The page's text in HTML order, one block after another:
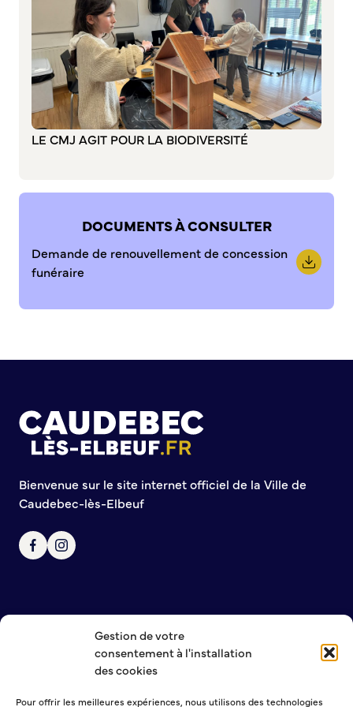
Gestion de votre
consentement à l'installation
des cookies
Pour offrir les meilleures expériences, nous utilisons des technologies
LE CMJ AGIT POUR LA BIODIVERSITÉ
DOCUMENTS À CONSULTER
Demande de renouvellement de concession
funéraire
Bienvenue sur le site internet officiel de la Ville de
Caudebec-lès-Elbeuf
NOUS CONTACTER
MENTIONS LÉGALES
POLITIQUE DE CONFIDENTIALITÉ
Commission de participation citoyenne
Conseil municipal des Jeunes (CMJ)
Conseil Municipal des Ados (CMA)
Conseil municipal des Sages
Grands projets
La Halle Couverte